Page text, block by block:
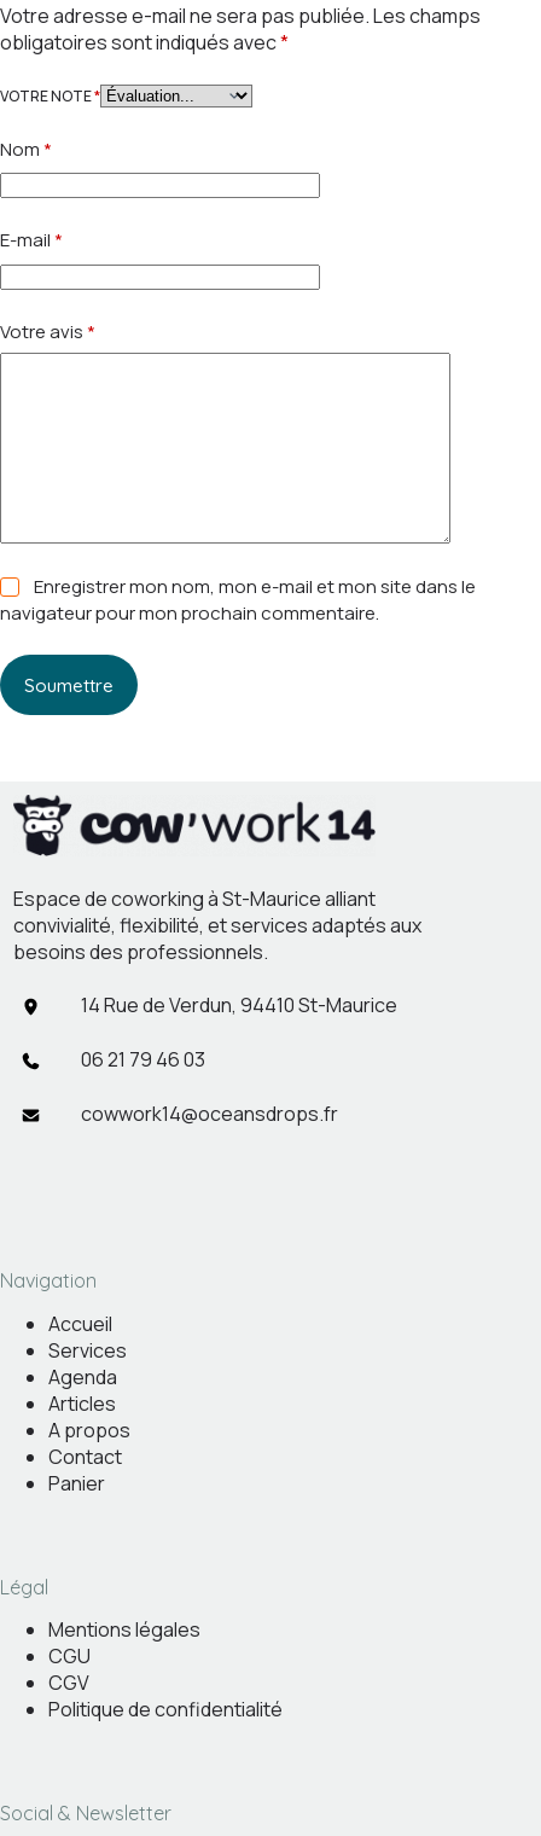
Votre adresse e-mail ne sera pas publiée.Les champs
obligatoires sont indiqués avec*
VOTRE NOTE*
Nom *
E-mail *
Votre avis *
Enregistrer mon nom, mon e-mail et mon site dans le
navigateur pour mon prochain commentaire.
Soumettre
Espace de coworking à St-Maurice alliant
convivialité, flexibilité, et services adaptés aux
besoins des professionnels.
14 Rue de Verdun, 94410 St-Maurice
06 21 79 46 03
cowwork14@oceansdrops.fr
Navigation
Accueil
Services
Agenda
Articles
A propos
Contact
Panier
Légal
Mentions légales
CGU
CGV
Politique de confidentialité
Social & Newsletter